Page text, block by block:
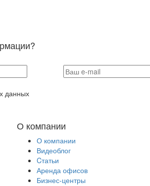
данных
О компании
О компании
Видеоблог
Cтатьи
Аренда офисов
Бизнес-центры